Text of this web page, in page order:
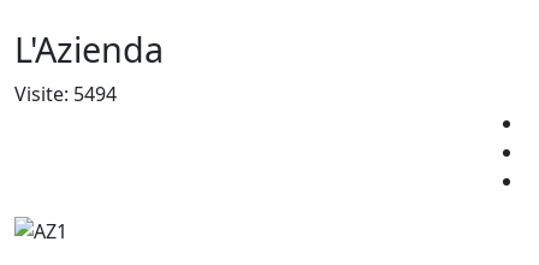
L'Azienda
Visite: 5494